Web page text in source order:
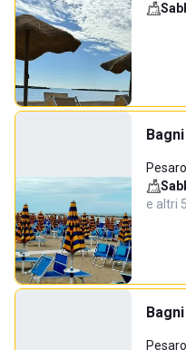
Pesaro
e altri
Pesaro